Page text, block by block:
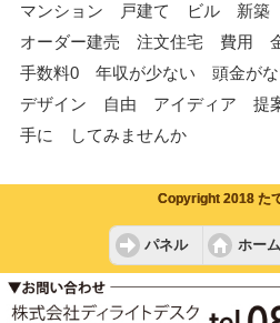
マンション 戸建て ビル 新
オーダー建売 注文住宅 費用
手数料0 年収が少ない 頭金が
デザイン 自由 アイディア 提
手に してみませんか
Copyright 2018 た
パネル ホーム